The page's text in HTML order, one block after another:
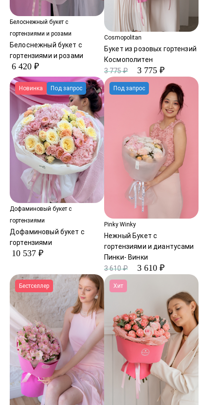
Белоснежный букет с
гортензиями и розами
Белоснежный букет с
гортензиями и розами
6 420 ₽
Cosmopolitan
Букет из розовых гортензий
Космополитен
3 775 ₽
3 775 ₽
Новинка Под запрос
Дофаминовый букет с
гортензиями
Дофаминовый букет с
гортензиями
10 537 ₽
Под запрос
Pinky Winky
Нежный Букет с
гортензиями и диантусами
Пинки- Винки
3 610 ₽
3 610 ₽
Бестселлер Хит